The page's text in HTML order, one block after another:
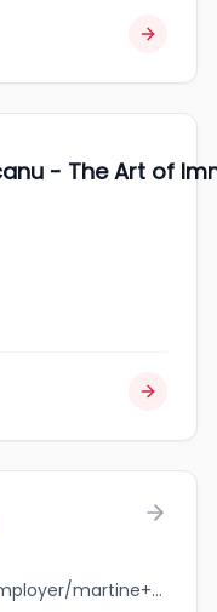
- The Art of
jobbank.gc.ca/browsejobs/employer/martine++dykstein/ca